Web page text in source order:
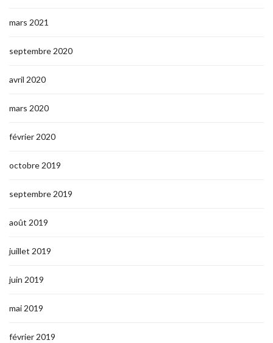
mars 2021
septembre 2020
avril 2020
mars 2020
février 2020
octobre 2019
septembre 2019
août 2019
juillet 2019
juin 2019
mai 2019
février 2019